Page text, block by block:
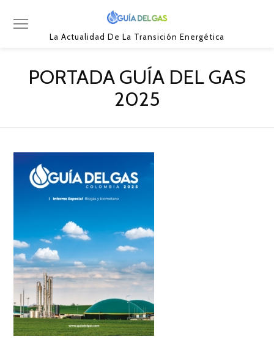
La Actualidad De La Transición Energética
PORTADA GUÍA DEL GAS
2025